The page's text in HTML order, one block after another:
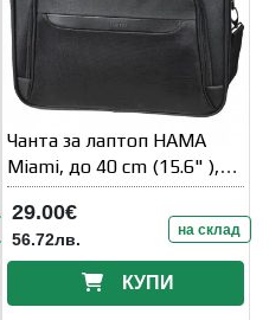
Чанта за лаптоп HAMA
Miami, до 40 cm (15.6" ),
Черна, 216521
29.00€
56.72лв. на склад
КУПИ